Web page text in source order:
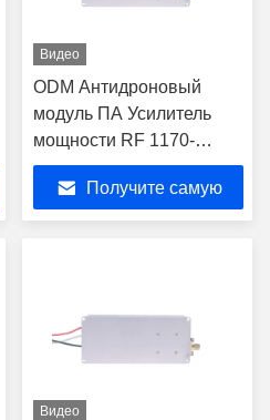
Видео
ODM Антидроновый
модуль ПА Усилитель
мощности RF 1170-
1280MHz
Получите самую
Видео